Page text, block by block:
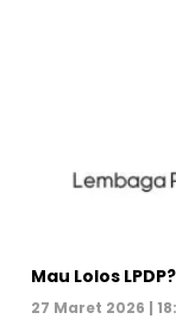
Mau Lolos
27 Maret 2026 |